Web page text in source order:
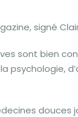
signé
sont bien
psychologie,
douces